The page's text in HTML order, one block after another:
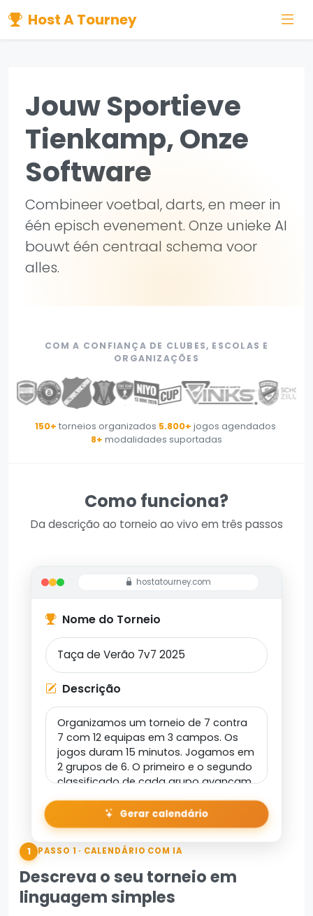
Host A Tourney
Jouw Sportieve
Tienkamp, Onze
Software
Combineer voetbal, darts, en meer in
één episch evenement. Onze unieke AI
bouwt één centraal schema voor
alles.
COM A CONFIANÇA DE CLUBES, ESCOLAS E
ORGANIZAÇÕES
150+ torneios organizados·5.800+ jogos agendados·
8+ modalidades suportadas
Como funciona?
Da descrição ao torneio ao vivo em três passos
hostatourney.com
Nome do Torneio
Descrição
Gerar calendário
1 PASSO 1 · CALENDÁRIO COM IA
Descreva o seu torneio em
linguagem simples